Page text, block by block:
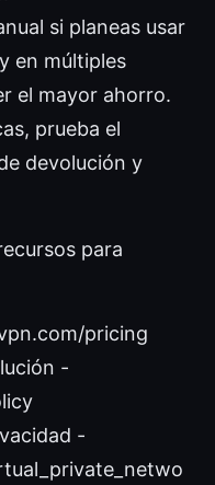
si planeas usar
en múltiples
el mayor ahorro.
prueba el
devolución y
para
pricing
-
-